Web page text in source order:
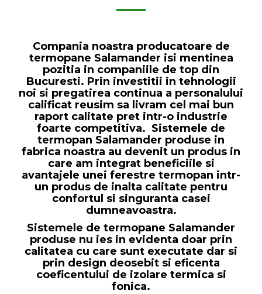
Compania noastra producatoare de
termopane Salamander isi mentinea
pozitia in companiile de top din
Bucuresti. Prin investitii in tehnologii
noi si pregatirea continua a personalului
calificat reusim sa livram cel mai bun
raport calitate pret intr-o industrie
foarte competitiva. Sistemele de
termopan Salamander produse in
fabrica noastra au devenit un produs in
care am integrat beneficiile si
avantajele unei ferestre termopan intr-
un produs de inalta calitate pentru
confortul si singuranta casei
dumneavoastra.
Sistemele de termopane Salamander
produse nu ies in evidenta doar prin
calitatea cu care sunt executate dar si
prin design deosebit si eficenta
coeficentului de izolare termica si
fonica.